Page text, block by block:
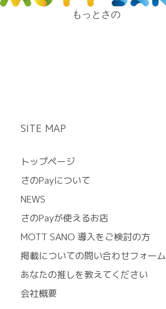
もっとさの
SITE MAP
トップページ
さのPayについて
NEWS
さのPayが使えるお店
MOTT SANO 導入をご検討の方
掲載についての問い合わせフォーム
あなたの推しを教えてください
会社概要